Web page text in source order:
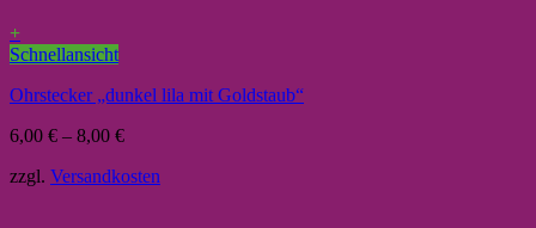
+
Schnellansicht
Ohrstecker „dunkel lila mit Goldstaub“
6,00 € – 8,00 €
zzgl. Versandkosten